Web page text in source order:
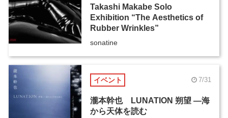
Takashi Makabe Solo
Exhibition “The Aesthetics of
Rubber Wrinkles”
sonatine
イベント 7/31
瀧本幹也 LUNATION 朔望 ―海
から天体を読む